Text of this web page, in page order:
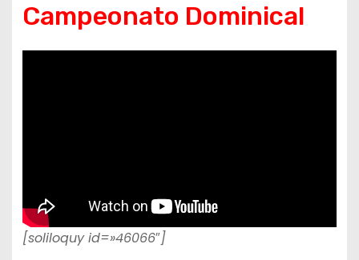
Campeonato Dominical
[soliloquy id=»46066″]